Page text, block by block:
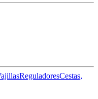
ReguladoresCestas,